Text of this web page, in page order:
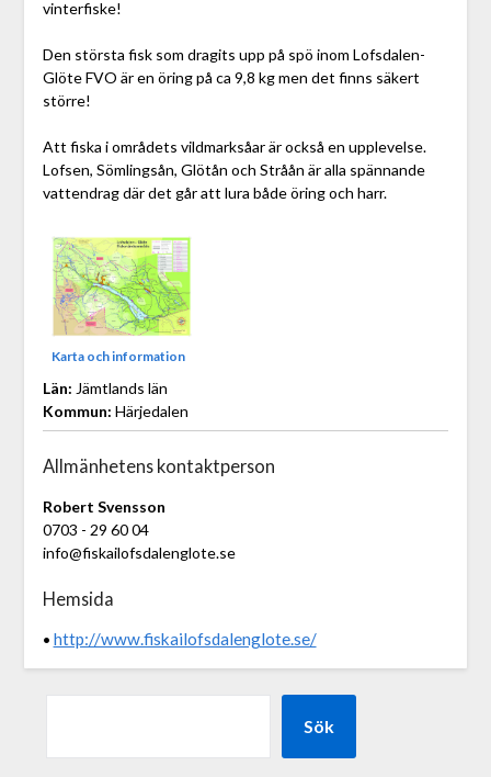
vinterfiske!
​Den största fisk som dragits upp på spö inom Lofsdalen-
Glöte FVO är en öring på ca 9,8 kg men det finns säkert
större!
​Att fiska i områdets vildmarksåar är också en upplevelse.
Lofsen, Sömlingsån, Glötån och Stråån är alla spännande
vattendrag där det går att lura både öring och harr.
Karta och information
Län: Jämtlands län
Kommun: Härjedalen
Allmänhetens kontaktperson
Robert Svensson
0703 - 29 60 04
info@fiskailofsdalenglote.se
Hemsida
• http://www.fiskailofsdalenglote.se/
Sök